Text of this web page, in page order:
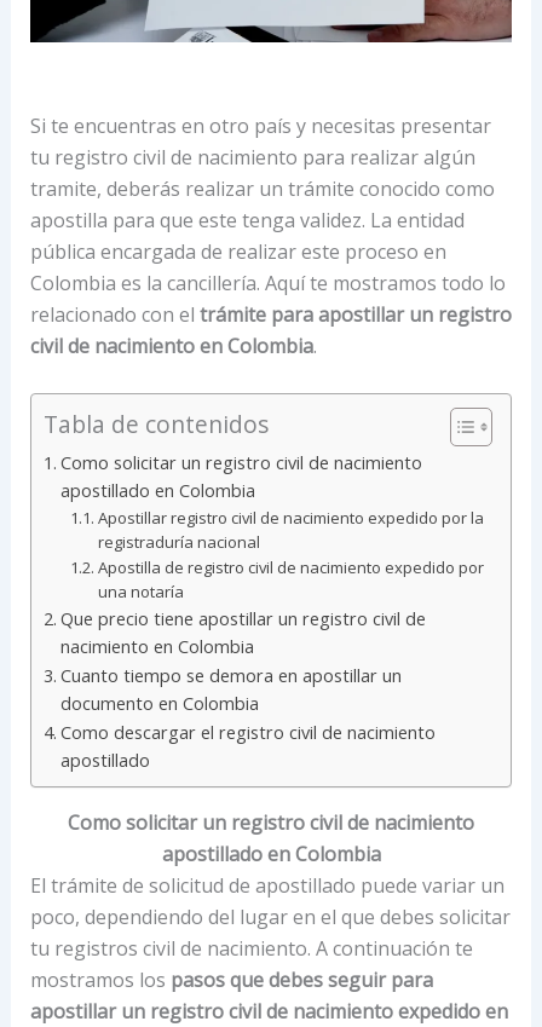
Si te encuentras en otro país y necesitas presentar
tu registro civil de nacimiento para realizar algún
tramite, deberás realizar un trámite conocido como
apostilla para que este tenga validez. La entidad
pública encargada de realizar este proceso en
Colombia es la cancillería. Aquí te mostramos todo lo
relacionado con el trámite para apostillar un registro
civil de nacimiento en Colombia.
Tabla de contenidos
Como solicitar un registro civil de nacimiento
apostillado en Colombia
Apostillar registro civil de nacimiento expedido por la
registraduría nacional
Apostilla de registro civil de nacimiento expedido por
una notaría
Que precio tiene apostillar un registro civil de
nacimiento en Colombia
Cuanto tiempo se demora en apostillar un
documento en Colombia
Como descargar el registro civil de nacimiento
apostillado
Como solicitar un registro civil de nacimiento
apostillado en Colombia
El trámite de solicitud de apostillado puede variar un
poco, dependiendo del lugar en el que debes solicitar
tu registros civil de nacimiento. A continuación te
mostramos los pasos que debes seguir para
apostillar un registro civil de nacimiento expedido en